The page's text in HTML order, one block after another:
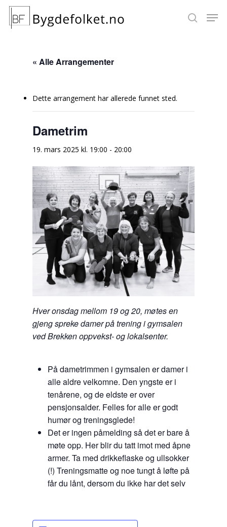
Hit enter to search or ESC to close
« Alle Arrangementer
Dette arrangement har allerede funnet sted.
Dametrim
19. mars 2025 kl. 19:00 - 20:00
Hver onsdag mellom 19 og 20, møtes en
gjeng spreke damer på trening i gymsalen
ved Brekken oppvekst- og lokalsenter.
På dametrimmen i gymsalen er damer i
alle aldre velkomne. Den yngste er i
tenårene, og de eldste er over
pensjonsalder. Felles for alle er godt
humør og treningsglede!
Det er ingen påmelding så det er bare å
møte opp. Her blir du tatt imot med åpne
armer. Ta med drikkeflaske og ullsokker
(!) Treningsmatte og noe tungt å løfte på
får du lånt, dersom du ikke har det selv